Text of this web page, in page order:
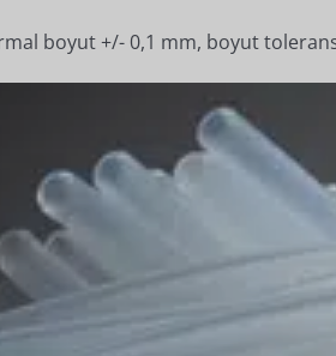
boyut +/- 0,1 mm, boyut